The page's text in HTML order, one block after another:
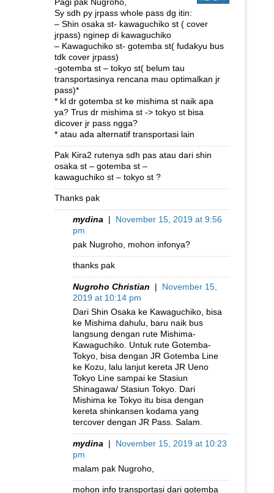
Sy sdh py jrpass whole pass dg itin:
– Shin osaka st- kawaguchiko st ( cover
jrpass) nginep di kawaguchiko
– Kawaguchiko st- gotemba st( fudakyu bus
tdk cover jrpass)
-gotemba st – tokyo st( belum tau
transportasinya rencana mau optimalkan jr
pass)*
* kl dr gotemba st ke mishima st naik apa
ya? Trus dr mishima st -> tokyo st bisa
dicover jr pass ngga?
* atau ada alternatif transportasi lain
Pak Kira2 rutenya sdh pas atau dari shin
osaka st – gotemba st –
kawaguchiko st – tokyo st ?
Thanks pak
mydina | November 15, 2019 at 9:56
pm
pak Nugroho, mohon infonya?
thanks pak
Nugroho Christian | November 15,
2019 at 10:14 pm
Dari Shin Osaka ke Kawaguchiko, bisa
ke Mishima dahulu, baru naik bus
langsung dengan rute Mishima-
Kawaguchiko. Untuk rute Gotemba-
Tokyo, bisa dengan JR Gotemba Line
ke Kozu, lalu lanjut kereta JR Ueno
Tokyo Line sampai ke Stasiun
Shinagawa/ Stasiun Tokyo. Dari
Mishima ke Tokyo itu bisa dengan
kereta shinkansen kodama yang
tercover dengan JR Pass. Salam.
mydina | November 15, 2019 at 10:23
pm
malam pak Nugroho,
mohon info transportasi dari gotemba